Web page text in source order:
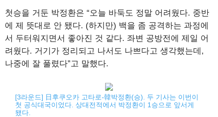
첫승을 거둔 박정환은 “오늘 바둑도 정말 어려웠다. 중반
에 제 뜻대로 안 됐다. (하지만) 백을 좀 공격하는 과정에
서 두터워지면서 좋아진 것 같다. 좌변 공방전에 제일 어
려웠다. 거기가 정리되고 나서도 나쁘다고 생각했는데,
나중에 잘 풀렸다”고 말했다.
[3라운드] 日후쿠오카 고타로-韓박정환(승). 두 기사는 이번이
첫 공식대국이었다. 상대전적에서 박정환이 1승으로 앞서게
됐다.